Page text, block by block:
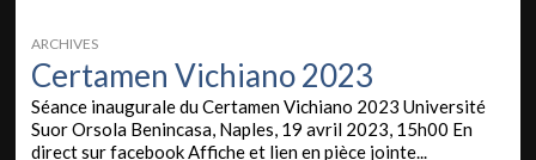
ARCHIVES
Certamen Vichiano 2023
Séance inaugurale du Certamen Vichiano 2023 Université
Suor Orsola Benincasa, Naples, 19 avril 2023, 15h00 En
direct sur facebook Affiche et lien en pièce jointe...